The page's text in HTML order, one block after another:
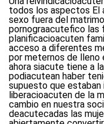
todos los aspectos El
sexo fuera del
pornograacutefico las
planificacioacuten
acceso a diferentes
por meternos de lleno
ahora siacute tiene a
podiacutean haber
supuesto que
liberacioacuten de la
cambio en nuestra
deacutecadas las